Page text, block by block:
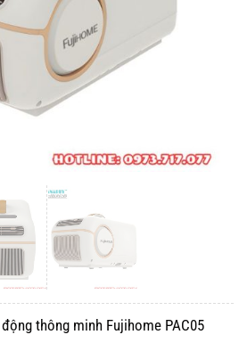
thông minh Fujihome PAC05